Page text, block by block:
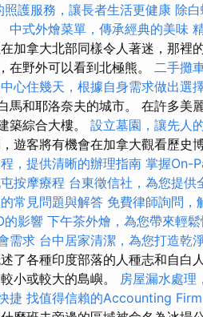
照護服務，讓長者生活更健康 除
中式外燴菜單，傳承經典的美味
加拿大北部同樣令人著迷，那裡
在野外可以看到北極熊。 二手攤
心住幾天，根據自身需求做出選
馬和耶洛奈夫的城市。 在許多美
築綜合大樓。 設立墓園，讓先人
遊客將有機會在加拿大觀看歷史
，提供清晰的辦理指南 掌握On-
按摩療程 台東徵信社，為您提供
常見問題與解答 免費律師詢問，
的影響 下午茶外燴，為您帶來輕
需求 台中居家清潔，為您打造乾
了各種印度部落的人種志和自白
小或較大的島嶼。
房屋漏水處理
捷 找值得信賴的Accounting Firm